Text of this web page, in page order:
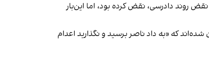
روند دادرسی، نقض کرده بود، اما این‌بار
که «به داد ناصر برسید و نگذارید اعدام